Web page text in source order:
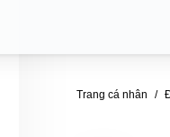
Trang cá nhân